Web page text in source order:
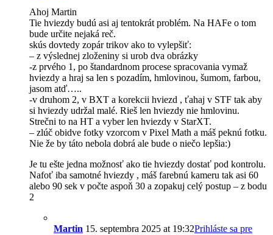
Ahoj Martin
Tie hviezdy budú asi aj tentokrát problém. Na HAFe o tom
bude určite nejaká reč.
skús dovtedy zopár trikov ako to vylepšiť:
– z výslednej zloženiny si urob dva obrázky
-z prvého 1, po štandardnom procese spracovania vymaž
hviezdy a hraj sa len s pozadím, hmlovinou, šumom, farbou,
jasom atď…..
-v druhom 2, v BXT a korekcii hviezd , ťahaj v STF tak aby
si hviezdy udržal malé. Rieš len hviezdy nie hmlovinu.
Strečni to na HT a vyber len hviezdy v StarXT.
– zlúč obidve fotky vzorcom v Pixel Math a máš peknú fotku.
Nie že by táto nebola dobrá ale bude o niečo lepšia:)
Je tu ešte jedna možnosť ako tie hviezdy dostať pod kontrolu.
Nafoť iba samotné hviezdy , máš farebnú kameru tak asi 60
alebo 90 sek v počte aspoň 30 a zopakuj celý postup – z bodu
2
Martin 15. septembra 2025 at 19:32Prihláste sa pre